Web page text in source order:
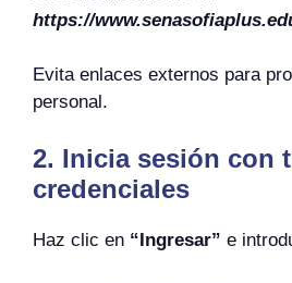
https://
Evita enlaces externos para
personal.
2. Inicia sesión con
credenciales
Haz clic en “Ingresar” e